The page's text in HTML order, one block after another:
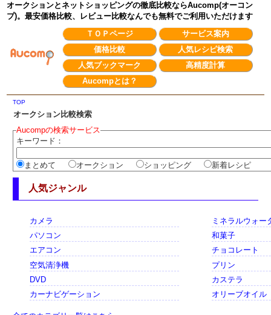
オークションとネットショッピングの徹底比較ならAucomp(オーコン
プ)。最安価格比較、レビュー比較なんでも無料でご利用いただけます
ＴＯＰページ
サービス案内
価格比較
人気レシピ検索
人気ブックマーク
高精度計算
Aucompとは？
TOP
オークション比較検索
Aucompの検索サービス
キーワード：
まとめて オークション ショッピング 新着レシピ
人気ジャンル
カメラ
パソコン
エアコン
空気清浄機
DVD
カーナビゲーション
ミネラルウォー
和菓子
チョコレート
プリン
カステラ
オリーブオイル